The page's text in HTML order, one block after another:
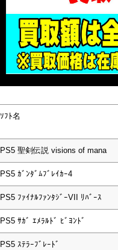
ｿﾌﾄ名
PS5 聖剣伝説 visions of mana
PS5 ｶﾞﾝﾀﾞﾑﾌﾞﾚｲｶｰ4
PS5 ﾌｧｲﾅﾙﾌｧﾝﾀｼﾞｰVII ﾘﾊﾞｰｽ
PS5 ｻｶﾞ ｴﾒﾗﾙﾄﾞ ﾋﾞﾖﾝﾄﾞ
PS5 ｽﾃﾗｰﾌﾞﾚｰﾄﾞ